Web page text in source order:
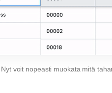
Nyt voit nopeasti muokata mitä